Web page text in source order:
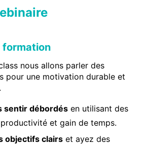
formation
nous allons parler des
pour une motivation durable et
sentir débordés en utilisant des
et gain de temps.
objectifs clairs et ayez des